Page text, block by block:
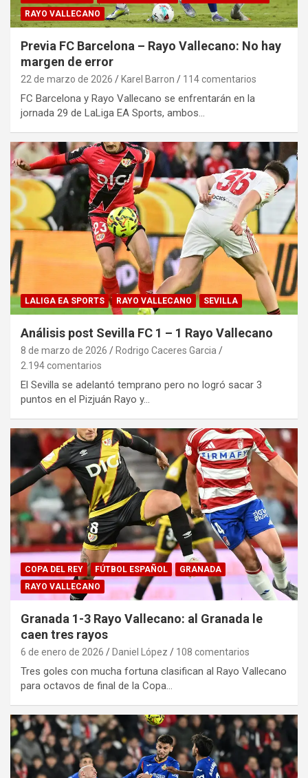
RAYO VALLECANO
Previa FC Barcelona – Rayo Vallecano: No hay
margen de error
22 de marzo de 2026 Karel Barron 114 comentarios
FC Barcelona y Rayo Vallecano se enfrentarán en la
jornada 29 de LaLiga EA Sports, ambos…
LALIGA EA SPORTS RAYO VALLECANO SEVILLA
Análisis post Sevilla FC 1 – 1 Rayo Vallecano
8 de marzo de 2026
Rodrigo Caceres Garcia
2.194 comentarios
El Sevilla se adelantó temprano pero no logró sacar 3
puntos en el Pizjuán Rayo y…
COPA DEL REY FÚTBOL ESPAÑOL
GRANADA
RAYO VALLECANO
Granada 1-3 Rayo Vallecano: al Granada le
caen tres rayos
6 de enero de 2026 Daniel López 108 comentarios
Tres goles con mucha fortuna clasifican al Rayo Vallecano
para octavos de final de la Copa…